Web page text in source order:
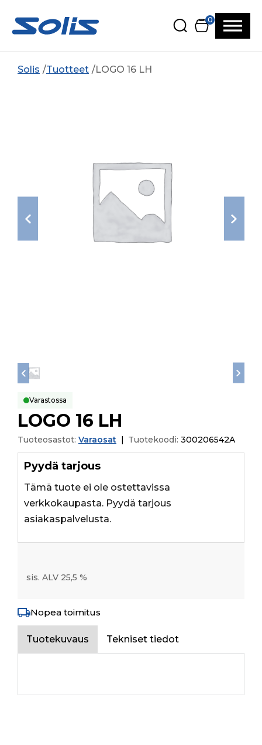
0
Solis Tuotteet LOGO 16 LH
Varastossa
LOGO 16 LH
Tuoteosastot: Varaosat Tuotekoodi: 300206542A
Pyydä tarjous
Tämä tuote ei ole ostettavissa
verkkokaupasta. Pyydä tarjous
asiakaspalvelusta.
sis. ALV 25,5 %
Nopea toimitus
Tuotekuvaus Tekniset tiedot